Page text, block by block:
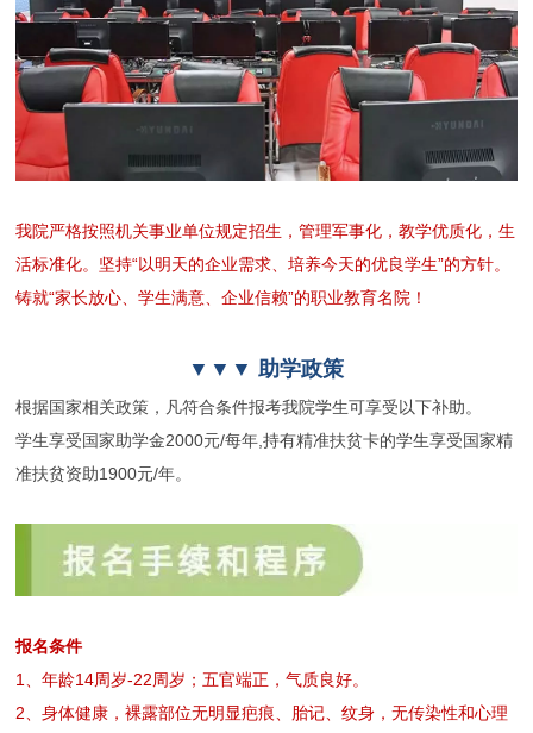
我院严格按照机关事业单位规定招生，管理军事化，教学优质化，生
活标准化。坚持“以明天的企业需求、培养今天的优良学生”的方针。
铸就“家长放心、学生满意、企业信赖”的职业教育名院！
▼▼▼ 助学政策
根据国家相关政策，凡符合条件报考我院学生可享受以下补助。
学生享受国家助学金2000元/每年,持有精准扶贫卡的学生享受国家精
准扶贫资助1900元/年。
报名条件
1、年龄14周岁-22周岁；五官端正，气质良好。
2、身体健康，裸露部位无明显疤痕、胎记、纹身，无传染性和心理